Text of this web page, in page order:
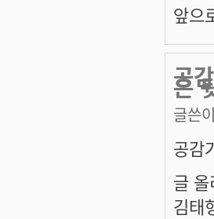
앞으
공
은
글쓴
공감
글
김태